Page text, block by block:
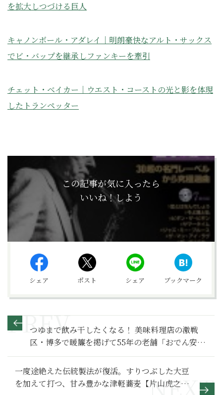
を拡大しつづける巨人
キャノンボール・アダレイ｜明朗豪快なアルト・サックス
でビ・バップを継承しファンキーを牽引
チェット・ベイカー｜ウエスト・コーストの光と影を体現
したトランペッター
この記事が気に入ったら
いいね！しよう
シェア ポスト シェア ブックマーク
つゆまで飲み干したくなる！ 美味料理店の激戦
区・博多で暖簾を掲げて55年の老舗「おでん安兵
衛」
一度途絶えた伝統製法が復活。すりつぶした大豆
を加えて打つ、甘み豊かな津軽蕎麦【片山虎之介